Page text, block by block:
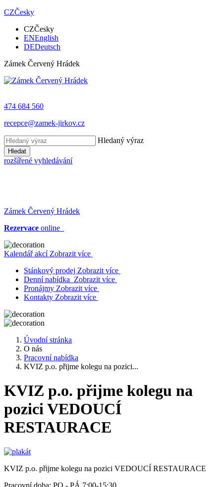
CZČesky
CZČesky
ENEnglish
DEDeutsch
Zámek Červený Hrádek
474 684 560
recepce@zamek-jirkov.cz
Hledaný výraz
Hledat
rozšířené vyhledávání
Zámek Červený Hrádek
Rezervace online
Kalendář akcí Zobrazit více
Stánkový prodej Zobrazit více
Denní nabídka Zobrazit více
Pronájmy Zobrazit více
Kontakty Zobrazit více
Úvodní stránka
O nás
Pracovní nabídka
KVIZ p.o. přijme kolegu na pozici...
KVIZ p.o. přijme kolegu na
pozici VEDOUCÍ
RESTAURACE
KVIZ p.o. přijme kolegu na pozici VEDOUCÍ RESTAURACE
Pracovní doba: PO - PÁ 7:00-15:30